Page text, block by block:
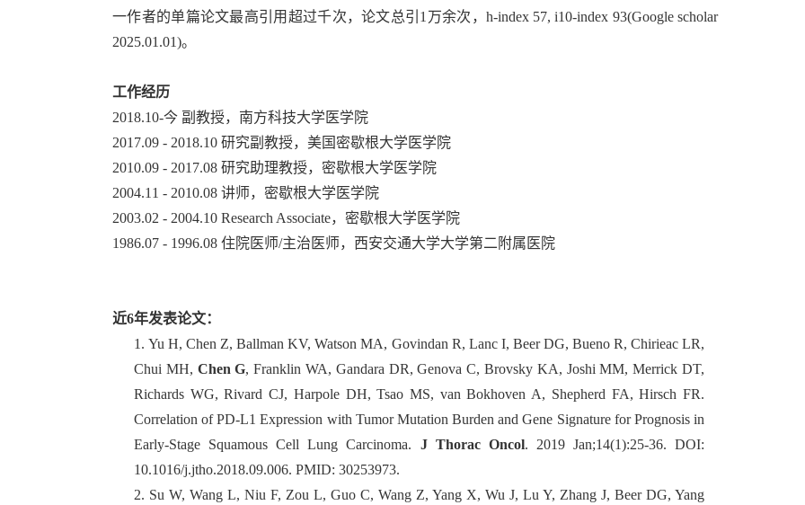
一作者的单篇论文最高引 用超过千次，论文总引 1万余次 ， h-index 57, i10-index 93(Google scholar
2025.01 .01)。
工作经历
2018.10-今 副教授，南方科技大学医学院
2017.09 - 2018.10 研究副教授，美国密歇根大学医学院
2010.09 - 2017.08 研究助理教授，密歇根大学医学院
2004.11 - 2010.08 讲师，密歇根大学医学院
2003.02 - 2004.10 Research Associate，密歇根大学医学院
1986.07 - 1996.08 住院医师/主治医师，西安交通大学大学第二附属医院
近6年发表论文：
1.Yu H, Chen Z, Ballman KV, Watson MA, Govindan R, Lanc I, Beer DG, Bueno R, Chirieac LR,
Chui MH, Chen G, Franklin WA, Gandara DR, Genova C, Brovsky KA, Joshi MM, Merrick DT,
Richards WG, Rivard CJ, Harpole DH, Tsao MS, van Bokhoven A, Shepherd FA, Hirsch FR.
Correlation of PD-L1 Expression with Tumor Mutation Burden and Gene Signature for Prognosis in
Early-Stage Squamous Cell Lung Carcinoma. J Thorac Oncol. 2019 Jan;14(1):25-36.DOI:
10.1016/j.jtho.2018.09.006. PMID: 30253973.
2. Su W, Wang L, Niu F, Zou L, Guo C, Wang Z, Yang X, Wu J, Lu Y, Zhang J, Beer DG, Yang